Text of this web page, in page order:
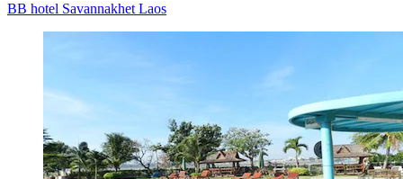
BB hotel Savannakhet Laos